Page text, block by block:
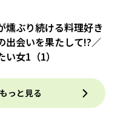
燻ぶり続ける料理好き
出会いを果たして!?／
女1（1）
っと見る